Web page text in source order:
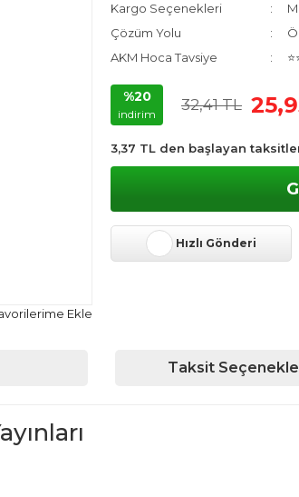
Kargo Seçenekleri
Çözüm Yolu
AKM Hoca Tavsiye
%20
indirim
32,41 TL
3,37 TL den başlayan
Hızlı Gönderi
Taksit